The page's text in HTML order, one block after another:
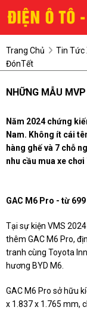
Trang Chủ Tin Tức
ĐónTết
NHỮNG MẪU
Năm 2024 chứng
Nam. Không ít cái
hàng ghế và 7 chỗ
nhu cầu mua xe
GAC M6 Pro - từ
Tại sự kiện VMS
thêm GAC M6 Pro,
tranh cùng Toyota
hương BYD M6.
GAC M6 Pro sở hữu
x 1.837 x 1.765 mm,